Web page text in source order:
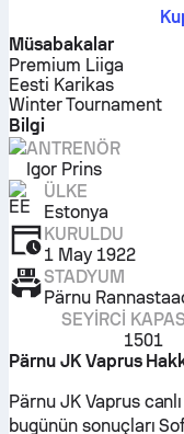
Müsabakalar
Premium Liiga
Eesti Karikas
Winter Tournament
Bilgi
ANTRENÖR
Igor Prins
ÜLKE
Estonya
KURULDU
1 May 1922
STADYUM
Pärnu
SEYIRCI
1501
Pärnu JK Vaprus
Pärnu JK Vaprus
bugünün sonuçları